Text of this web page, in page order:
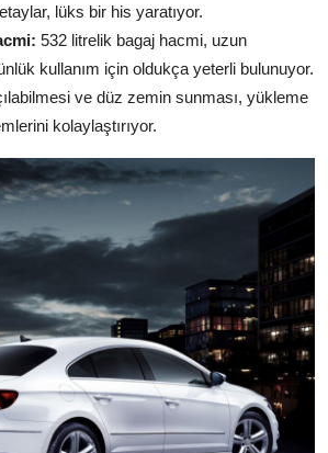
lüks bir his yaratıyor.
532 litrelik bagaj hacmi, uzun
kullanım için oldukça yeterli bulunuyor.
ve düz zemin sunması, yükleme
kolaylaştırıyor.